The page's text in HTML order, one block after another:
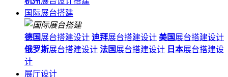
国际展台搭建
德国 展台搭建设计 迪拜展台搭建设计 美国 展台搭建设计
俄罗斯展台搭建设计 法国 展台搭建设计 日本展台搭建设
计
展厅设计